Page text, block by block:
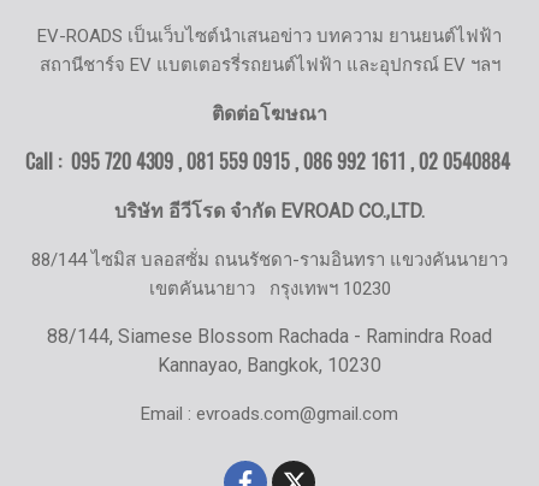
EV-ROADS เป็นเว็บไซต์นำเสนอข่าว บทความ ยานยนต์ไฟฟ้า
สถานีชาร์จ EV แบตเตอรรี่รถยนต์ไฟฟ้า และอุปกรณ์ EV ฯลฯ
ติดต่อโฆษณา
Call : 095 720 4309 , 081 559 0915 , 086 992 1611 ,02 0540884
บริษัท อีวีโรด จำกัด EVROAD CO.,LTD.
88/144 ไซมิส บลอสซั่ม ถนนรัชดา-รามอินทรา แขวงคันนายาว
เขตคันนายาว กรุงเทพฯ 10230
88/144, Siamese Blossom Rachada - Ramindra Road
Kannayao, Bangkok, 10230
Email : evroads.com@gmail.com